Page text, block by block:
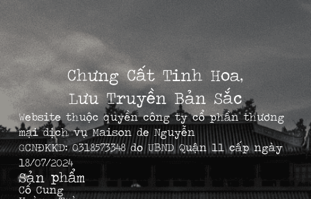
Chưng Cất Tinh Hoa,
Lưu Truyền Bản Sắc
Website thuộc quyền công ty cổ phần thương
mại dịch vụ Maison de Nguyễn
GCNĐKKD: 0318573348 do UBND Quận 11 cấp ngày
18/07/2024
Sản phẩm
Cố Cung